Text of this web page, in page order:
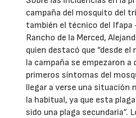
campaña del mosquito del
también el técnico del
Rancho de la Merced,
quien destacó que “desde el
la campaña se empezaron
primeros síntomas del
llegar a verse una situación
la habitual, ya que esta
sido una plaga secundaria”.